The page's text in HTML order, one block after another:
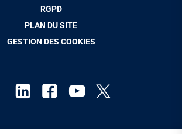
RGPD
PLAN DU SITE
GESTION DES COOKIES